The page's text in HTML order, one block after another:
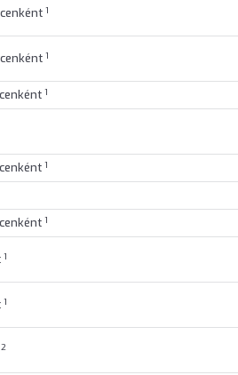
1
1
1
1
1
1
1
2